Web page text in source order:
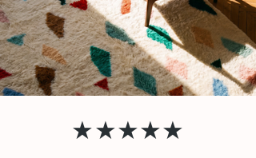
★★★★★